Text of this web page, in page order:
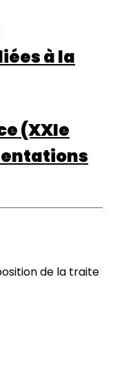
à la
(XXIe
de la traite